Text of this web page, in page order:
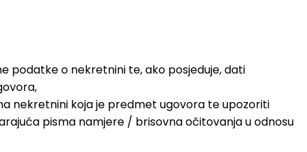
podatke o nekretnini te, ako posjeduje, dati
nekretnini koja je predmet ugovora te upozoriti
pisma namjere / brisovna očitovanja u odnosu